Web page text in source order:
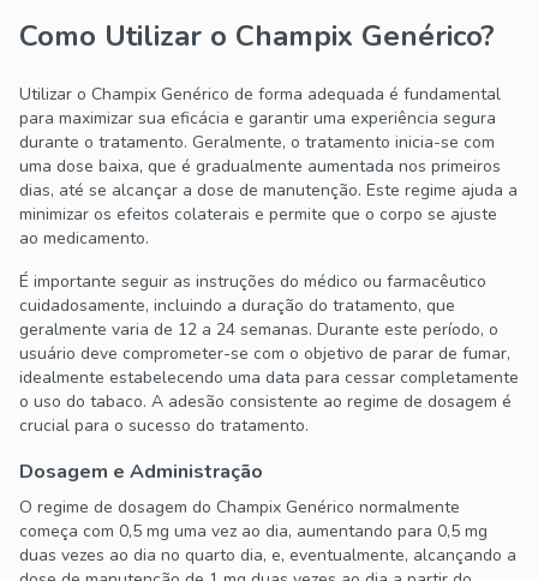
Como Utilizar o Champix Genérico?
Utilizar o Champix Genérico de forma adequada é fundamental
para maximizar sua eficácia e garantir uma experiência segura
durante o tratamento. Geralmente, o tratamento inicia-se com
uma dose baixa, que é gradualmente aumentada nos primeiros
dias, até se alcançar a dose de manutenção. Este regime ajuda a
minimizar os efeitos colaterais e permite que o corpo se ajuste
ao medicamento.
É importante seguir as instruções do médico ou farmacêutico
cuidadosamente, incluindo a duração do tratamento, que
geralmente varia de 12 a 24 semanas. Durante este período, o
usuário deve comprometer-se com o objetivo de parar de fumar,
idealmente estabelecendo uma data para cessar completamente
o uso do tabaco. A adesão consistente ao regime de dosagem é
crucial para o sucesso do tratamento.
Dosagem e Administração
O regime de dosagem do Champix Genérico normalmente
começa com 0,5 mg uma vez ao dia, aumentando para 0,5 mg
duas vezes ao dia no quarto dia, e, eventualmente, alcançando a